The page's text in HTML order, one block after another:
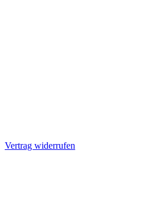
Vertrag widerrufen